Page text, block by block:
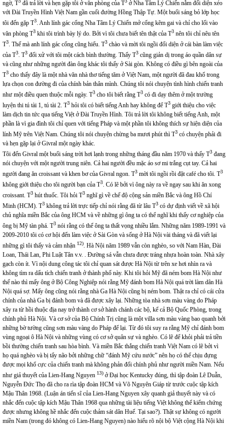
ngờ, T đã trả lời và hẹn gặp tôi ở văn phòng của T ở Nha Tâm Lý Chiến nằm đối diện xéo
với Đài Truyền Hình Việt Nam gần cuối đường Hồng Thập Tự. Một buổi sáng bỏ lớp học
tôi đến gặp T3. Anh lính gác cổng Nha Tâm Lý Chiến mở cổng kẽm gai và chỉ cho lối vào
văn phòng T3 khi tôi trình bày lý do. Bởi vì tôi chưa biết tên thật của T3 nên tôi chỉ nêu tên
T3. Thế mà anh lính gác cổng cũng hiểu. T3 chào và mời tôi ngồi đối diện ở cái bàn làm việc
của T3. T3 đối xử với tôi một cách bình thường. Thấy T3 cũng giản dị trong áo quần dân sự
và cũng như những người đàn ông khác tôi thấy ở Sài gòn. Không có điều gì bên ngoài của
T3 cho thấy đây là một nhà văn nhà thơ tiếng tăm ở Việt Nam, một người đã đau khổ trong
lựa chọn con đường đi của chính bản thân mình. Chúng tôi nói chuyện tình hình chiến tranh
như một điều quen thuộc mỗi ngày. T3 cho tôi biết rằng T3 có đi dạy thêm ở một trường
luyện thi tú tài 1, tú tài 2. T3 hỏi tôi có biết tiếng Anh hay không để T3 giới thiệu cho việc
làm dịch tin tức qua tiếng Việt ở Đài Truyền Hình. Tôi trả lời tôi không biết tiếng Anh, một
phần là vì gia đình tôi chỉ quen với tiếng Pháp và một phần tôi không thích sự hiện diện của
lính Mỹ trên Việt Nam. Chúng tôi nói chuyện chừng ba mươi phút thì T3 có chuyện phải đi
và hẹn gặp lại ở Givral một ngày khác.
Tôi đến Givral một buổi sáng trời hơi lạnh trong những tháng đầu năm 1970 và thấy T3 đang
nói chuyện với một người trung niên. Cả hai người đều mặc áo sơ mi trắng cụt tay. Cả hai
người đang ăn croissant và khen bơ của Givral ngon. T3 mời tôi ngồi rồi đặt café cho tôi. T3
không giới thiệu cho tôi người bạn của T3. Có lẽ bởi vì ông này ra về ngay sau khi ăn xong
croissant. T3 hút thuốc. Tôi hỏi T3 nghĩ gì về chế độ cộng sản miền Bắc và ông Hồ Chí
Minh (HCM). T3 không trả lời trực tiếp chỉ nói rằng đã từ lâu T3 có dự định viết về xã hội
chủ nghĩa miền Bắc của ông HCM và về những gì ông ta có thể nghĩ khi thấy cơ nghiệp của
ông bị Mỹ tàn phá. T3 nói rằng có thể ông ta thất vọng nhiều lắm. Những năm 1989-1991 và
2009-2010 tôi có cơ hội đến làm việc ở Sài Gòn và sống ở Hà Nội vài tháng và đã viết lại
những gì tôi thấy và cảm nhận 12). Hà Nội năm 1989 vẫn còn nghèo, so với Nam Hàn, Đài
Loan, Thái Lan, Phi Luật Tân v.v. . Đường sá vẫn chưa được tráng nhựa hoàn toàn. Nhà xây
gạch còn ít. Vì nội dung công tác tôi chỉ quan sát được Hà Nội từ trên xe hơi nhìn ra và
không tìm ra dấu tích chiến tranh ở thành phố này. Khi tôi hỏi Mỹ đã ném bom Hà Nội như
thế nào thì mấy ông ở Bộ Công Nghiệp nói rằng Mỹ đánh bom Hà Nội quá trời làm dân Hà
Nội quá sợ. Mấy ông cũng nói rằng nhà Ga Hà Nội cũng bị ném bom. Thật ra chỉ có cái cửa
chính của nhà Ga bị đánh bom và đã được xây lại. Những tòa nhà sơn màu vàng do Pháp
xây ra từ hồi thuộc địa nay trở thành cơ sở hành chánh các bộ, kể cả Bộ Quốc Phòng, trong
chính phủ Hà Nội. Và cơ sở của Bộ Chính Trị cũng là một villa sơn màu vàng bao quanh bởi
những bờ tường cũng sơn màu vàng do Pháp để lại. Từ đó tôi suy ra rằng Mỹ chỉ đánh bom
vùng ngoại ô Hà Nội và những vùng có cơ sở quân sự và nghèo. Có lẽ để khỏi phải trả tiền
bồi thường chiến tranh sau hòa bình. Và miền Bắc thắng chiến tranh Việt Nam có lẽ bởi vì
họ quá nghèo và bị tẩy não bởi những chữ “đánh Mỹ cứu nước” nên họ có thể chịu đựng
được mọi khổ cực của chiến tranh mà không phản đối chính phủ như người miền Nam. Nếu
như giả thuyết của Lien-Hang Nguyen 13) ở Đại học Kentucky đúng, thì tập đoàn Lê Duẫn,
Nguyễn Đức Thọ đã cho ra rìa tập đoàn HCM và Võ Nguyên Giáp từ trước cuộc tập kích
Mậu Thân 1968. (Luận án tiến sĩ của Lien-Hang Nguyen xây quanh giả thuyết này và có
nhắc đến cuộc tập kích Mậu Thân 1968 qua những tài liệu tiếng Việt không thể kiểm chứng
được nhưng không hề nhắc đến cuộc thảm sát dân Huế. Tại sao?). Thật sự không có người
miền Nam (trong đó không có Lien-Hang Nguyen) nào hiểu rõ nội bộ Việt cộng Hà Nội khi